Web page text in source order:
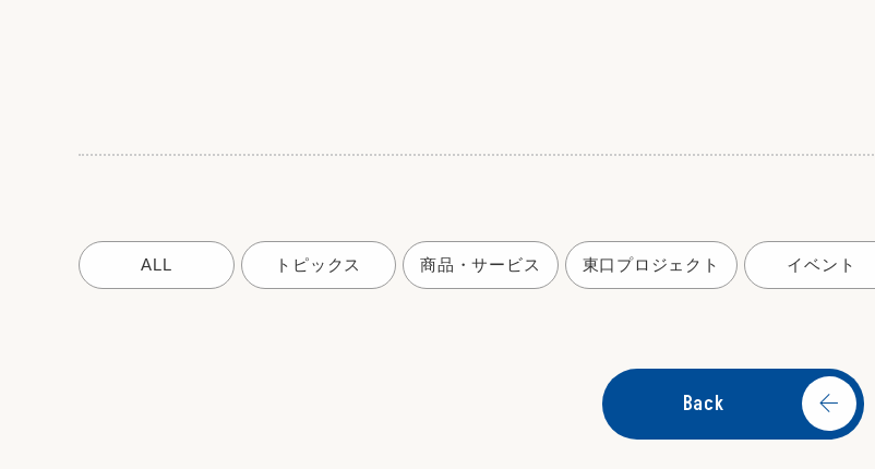
ALL トピックス 商品・サービス 東口プロジェクト イベント
Back